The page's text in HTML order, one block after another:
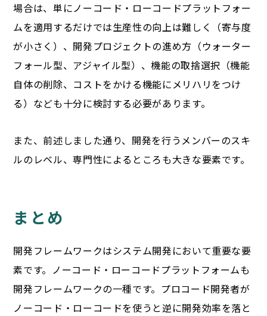
場合は、単にノーコード・ローコードプラットフォー
ムを適用するだけでは生産性の向上は難しく（寄与度
が小さく）、開発プロジェクトの進め方（ウォーター
フォール型、アジャイル型）、機能の取捨選択（機能
自体の削除、コストをかける機能にメリハリをつけ
る）なども十分に検討する必要があります。
また、前述しました通り、開発を行うメンバーのスキ
ルのレベル、専門性によるところも大きな要素です。
まとめ
開発フレームワークはシステム開発において重要な要
素です。ノーコード・ローコードプラットフォームも
開発フレームワークの一種です。プロコード開発者が
ノーコード・ローコードを使うと逆に開発効率を落と